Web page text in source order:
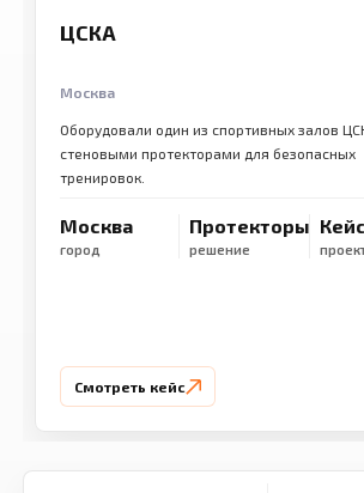
ЦСКА
Москва
Оборудовали один из спортивных залов
стеновыми протекторами для безопасных
тренировок.
Москва
город
Протекторы
решение
Кейс
Смотреть кейс